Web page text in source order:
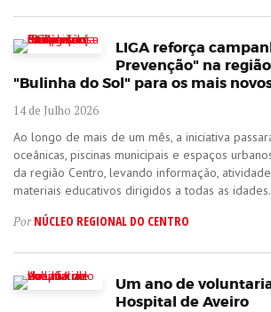
LIGA reforça
Prevenção" na
"Bulinha do Sol" para os mais
14 de Julho 2026
Ao longo de mais de um mês, a iniciativa
oceânicas, piscinas municipais e espaços
da região Centro, levando informação,
materiais educativos dirigidos a todas as
PorNÚCLEO REGIONAL DO CENTRO
Um ano de
Hospital de Aveiro